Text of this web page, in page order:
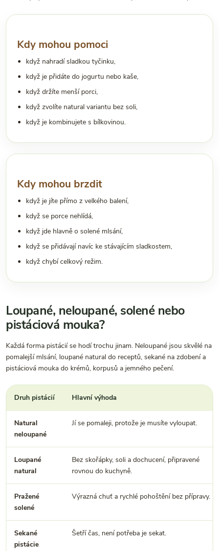
Kdy mohou pomoci
když nahradí sladkou tyčinku,
když je přidáte do jogurtu nebo kaše,
když držíte menší porci,
když zvolíte natural variantu bez soli,
když je kombinujete s bílkovinou.
Kdy mohou brzdit
když je jíte přímo z velkého balení,
když se porce nehlídá,
když jde hlavně o solené mlsání,
když se přidávají navíc ke stávajícím sladkostem,
když chybí celkový režim.
Loupané, neloupané, solené nebo
pistáciová mouka?
Každá forma pistácií se hodí trochu jinam. Neloupané jsou skvělé na
pomalejší mlsání, loupané natural do receptů, sekané na zdobení a
pistáciová mouka do krémů, korpusů a jemného pečení.
Druh pistácií Hlavní výhoda
Natural
neloupané
Jí se pomaleji, protože je musíte vyloupat.
Loupané
natural
Bez skořápky, soli a dochucení, připravené
rovnou do kuchyně.
Pražené
solené
Výrazná chuť a rychlé pohoštění bez přípravy.
Sekané
pistácie
Šetří čas, není potřeba je sekat.